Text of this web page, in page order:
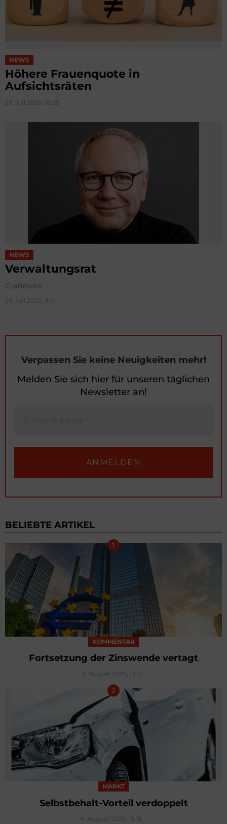
NEWS
Höhere Frauenquote in
Aufsichtsräten
29. Juli 2026, 18:55
NEWS
Verwaltungsrat
Guidewire
29. Juli 2026, 8:51
Verpassen Sie keine Neuigkeiten mehr!
Melden Sie sich hier für unseren täglichen
Newsletter an!
BELIEBTE ARTIKEL
KOMMENTAR
Fortsetzung der Zinswende vertagt
3. August 2026, 13:11
MARKT
Selbstbehalt-Vorteil verdoppelt
4. August 2026, 13:18